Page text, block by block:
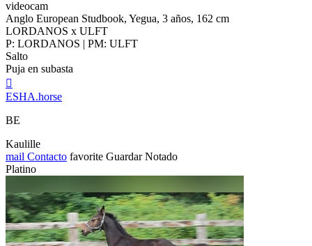
videocam
Anglo European Studbook, Yegua, 3 años, 162 cm
LORDANOS x ULFT
P: LORDANOS | PM: ULFT
Salto
Puja en subasta

ESHA.horse
BE
Kaulille
mail Contacto favorite Guardar Notado
Platino